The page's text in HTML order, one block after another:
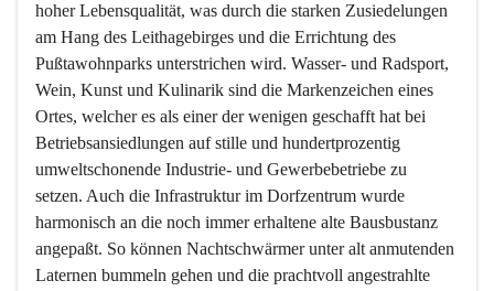
hoher Lebensqualität, was durch die starken Zusiedelungen
am Hang des Leithagebirges und die Errichtung des
Pußtawohnparks unterstrichen wird. Wasser- und Radsport,
Wein, Kunst und Kulinarik sind die Markenzeichen eines
Ortes, welcher es als einer der wenigen geschafft hat bei
Betriebsansiedlungen auf stille und hundertprozentig
umweltschonende Industrie- und Gewerbebetriebe zu
setzen. Auch die Infrastruktur im Dorfzentrum wurde
harmonisch an die noch immer erhaltene alte Bausbustanz
angepaßt. So können Nachtschwärmer unter alt anmutenden
Laternen bummeln gehen und die prachtvoll angestrahlte